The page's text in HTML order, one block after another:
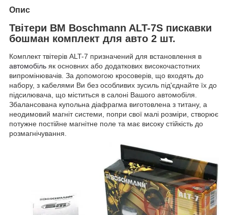
Опис
Твітери BM Boschmann ALT-7S пискавки
бошман комплект для авто 2 шт.
Комплект твітерів ALT-7 призначений для встановлення в
автомобіль як основних або додаткових високочастотних
випромінювачів. За допомогою кросоверів, що входять до
набору, з кабелями Ви без особливих зусиль під'єднайте їх до
підсилювача, що міститься в салоні Вашого автомобіля.
Збалансована купольна діафрагма виготовлена з титану, а
неодимовий магніт системи, попри свої малі розміри, створює
потужне постійне магнітне поле та має високу стійкість до
розмагнічування.